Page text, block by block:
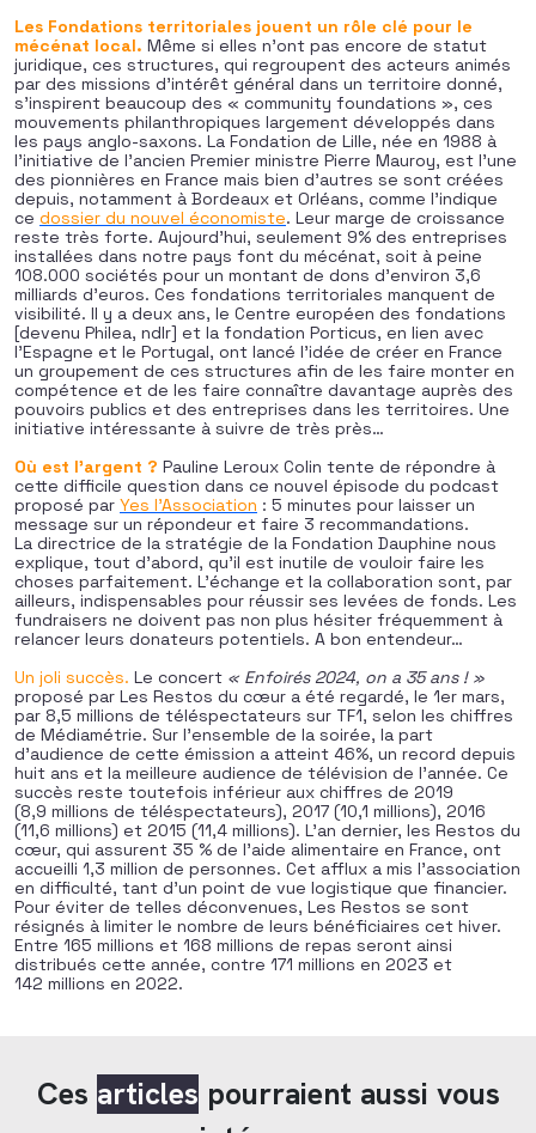
Les Fondations territoriales jouent un rôle clé pour le
mécénat local. Même si elles n’ont pas encore de statut
juridique, ces structures, qui regroupent des acteurs animés
par des missions d’intérêt général dans un territoire donné,
s’inspirent beaucoup des « community foundations », ces
mouvements philanthropiques largement développés dans
les pays anglo-saxons. La Fondation de Lille, née en 1988 à
l’initiative de l’ancien Premier ministre Pierre Mauroy, est l’une
des pionnières en France mais bien d’autres se sont créées
depuis, notamment à Bordeaux et Orléans, comme l’indique
ce dossier du nouvel économiste. Leur marge de croissance
reste très forte. Aujourd’hui, seulement 9% des entreprises
installées dans notre pays font du mécénat, soit à peine
108.000 sociétés pour un montant de dons d’environ 3,6
milliards d’euros. Ces fondations territoriales manquent de
visibilité. Il y a deux ans, le Centre européen des fondations
[devenu Philea, ndlr] et la fondation Porticus, en lien avec
l’Espagne et le Portugal, ont lancé l’idée de créer en France
un groupement de ces structures afin de les faire monter en
compétence et de les faire connaître davantage auprès des
pouvoirs publics et des entreprises dans les territoires. Une
initiative intéressante à suivre de très près…
Où est l’argent ? Pauline Leroux Colin tente de répondre à
cette difficile question dans ce nouvel épisode du podcast
proposé par Yes l’Association : 5 minutes pour laisser un
message sur un répondeur et faire 3 recommandations.
La directrice de la stratégie de la Fondation Dauphine nous
explique, tout d’abord, qu’il est inutile de vouloir faire les
choses parfaitement. L’échange et la collaboration sont, par
ailleurs, indispensables pour réussir ses levées de fonds. Les
fundraisers ne doivent pas non plus hésiter fréquemment à
relancer leurs donateurs potentiels. A bon entendeur…
Un joli succès. Le concert « Enfoirés 2024, on a 35 ans ! »
proposé par Les Restos du cœur a été regardé, le 1er mars,
par 8,5 millions de téléspectateurs sur TF1, selon les chiffres
de Médiamétrie. Sur l’ensemble de la soirée, la part
d’audience de cette émission a atteint 46%, un record depuis
huit ans et la meilleure audience de télévision de l’année. Ce
succès reste toutefois inférieur aux chiffres de 2019
(8,9 millions de téléspectateurs), 2017 (10,1 millions), 2016
(11,6 millions) et 2015 (11,4 millions). L’an dernier, les Restos du
cœur, qui assurent 35 % de l’aide alimentaire en France, ont
accueilli 1,3 million de personnes. Cet afflux a mis l’association
en difficulté, tant d’un point de vue logistique que financier.
Pour éviter de telles déconvenues, Les Restos se sont
résignés à limiter le nombre de leurs bénéficiaires cet hiver.
Entre 165 millions et 168 millions de repas seront ainsi
distribués cette année, contre 171 millions en 2023 et
142 millions en 2022.
Ces articles pourraient aussi vous